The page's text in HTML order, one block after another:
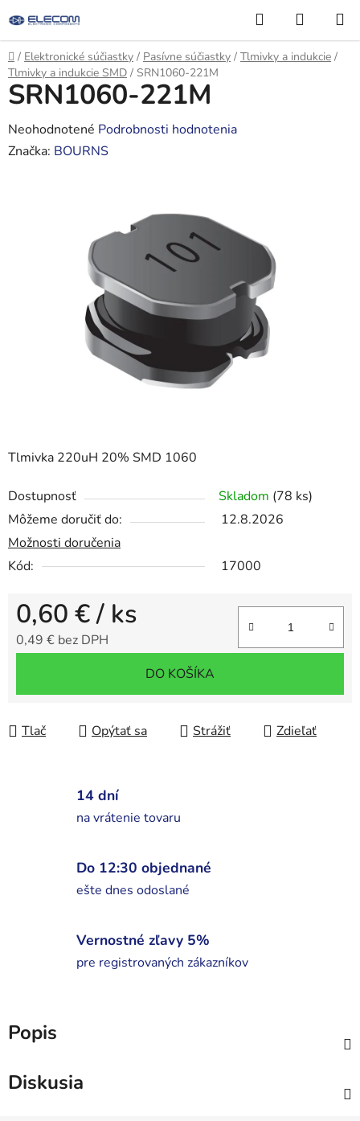
na
obsah
Hľadať
KOŠÍK
Domov
/ Elektronické súčiastky / Pasívne súčiastky / Tlmivky a indukcie /
Tlmivky a indukcie SMD / SRN1060-221M
Tlmivka 220uH 20% SMD 1060
Dostupnosť Skladom (78 ks)
Môžeme doručiť do:
12.8.2026
Možnosti doručenia
Kód:
17000
0,60 €/ ks
0,49 € bez DPH
DO KOŠÍKA
Tlač Opýtať sa Strážiť Zdieľať
SRN1060-221M
Priemerné
hodnotenie
Neohodnotené Podrobnosti hodnotenia
Značka: BOURNS
14 dní
na vrátenie tovaru
Do 12:30 objednané
ešte dnes odoslané
Vernostné zľavy 5%
pre registrovaných zákazníkov
Popis
Diskusia